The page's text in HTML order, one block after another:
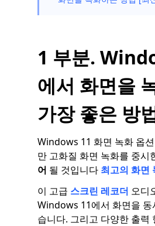
1 부분.
에서 화면을
가장 좋은 방
Windows 11 화면 녹화 옵
만 고화질 화면 녹화를 중시
어 될 것입니다 최고의 화면
이 고급 스크린 레코더 오디
Windows 11에서 화면을 동
습니다. 그리고 다양한 출력